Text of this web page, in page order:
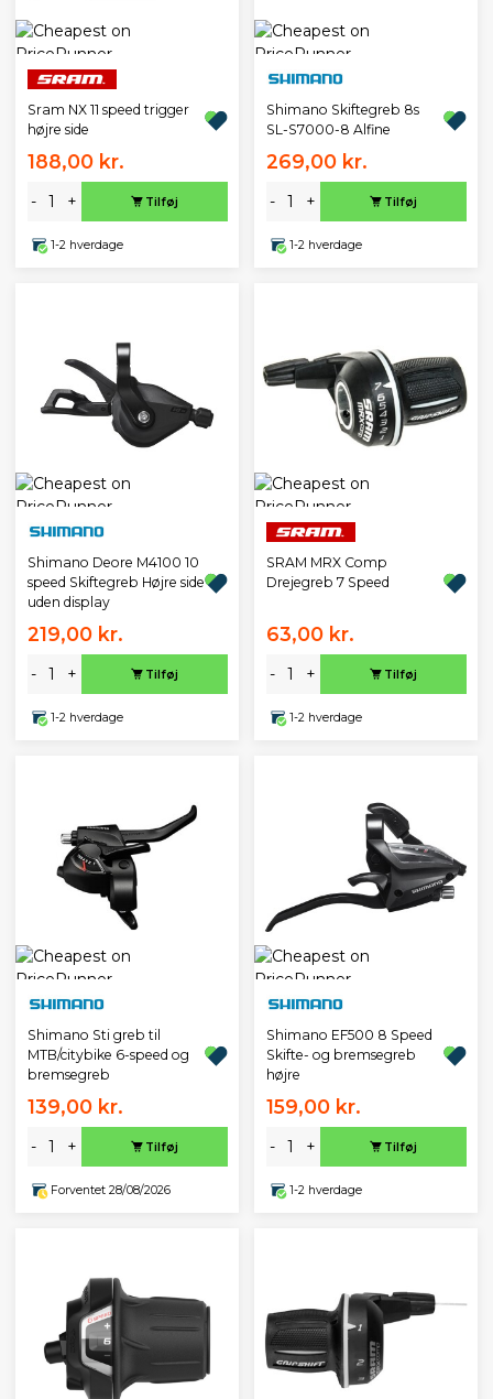
Sram NX 11 speed trigger
højre side
188,00 kr.
- + Tilføj
1-2 hverdage
Shimano Skiftegreb 8s
SL-S7000-8 Alfine
269,00 kr.
- + Tilføj
1-2 hverdage
Shimano Deore M4100 10
speed Skiftegreb Højre side
uden display
219,00 kr.
- + Tilføj
1-2 hverdage
SRAM MRX Comp
Drejegreb 7 Speed
63,00 kr.
- + Tilføj
1-2 hverdage
Shimano Sti greb til
MTB/citybike 6-speed og
bremsegreb
139,00 kr.
- + Tilføj
Forventet 28/08/2026
Shimano EF500 8 Speed
Skifte- og bremsegreb
højre
159,00 kr.
- + Tilføj
1-2 hverdage